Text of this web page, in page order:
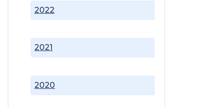
2020
2021
2022